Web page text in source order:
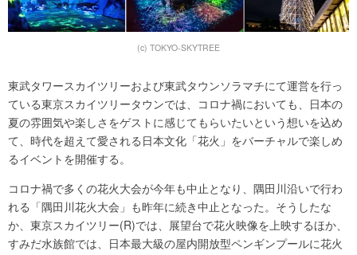
(c) TOKYO-SKYTREE
東武タワースカイツリーおよび東武タウンソラマチにて運営を行っ
ている東京スカイツリータウンでは、コロナ禍においても、日本の
夏の雰囲気や楽しさをゲストに感じてもらいたいという想いを込め
て、時代を超えて愛される日本文化「花火」をバーチャルで楽しめ
るイベントを開催する。
コロナ禍で多くの花火大会が今年も中止となり、隅田川沿いで行わ
れる「隅田川花火大会」も昨年に続き中止となった。そうしたな
か、東京スカイツリー(R)では、展望台で花火映像を上映するほか、
すみだ水族館では、日本最大級の屋内開放型ペンギンプールに花火